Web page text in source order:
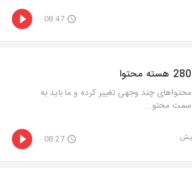
08:47
280 هسته محتوا
محتواهای چند وجهی تغییر کرده و ما باید به
سمت محتو...
08:27